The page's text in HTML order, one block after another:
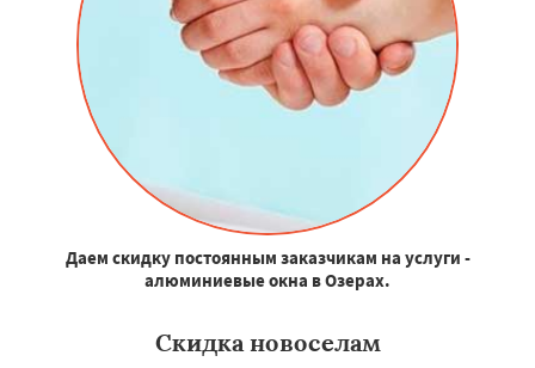
Даем скидку постоянным заказчикам на услуги -
алюминиевые окна в Озерах.
Скидка новоселам